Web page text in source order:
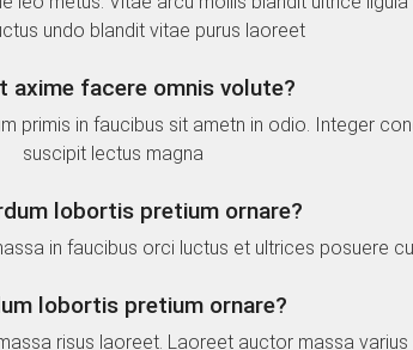
undo blandit vitae purus laoreet
axime facere omnis volute?
primis in faucibus sit ametn in odio. Integer
suscipit lectus magna
lobortis pretium ornare?
in faucibus orci luctus et ultrices posuere
lobortis pretium ornare?
risus laoreet. Laoreet auctor massa